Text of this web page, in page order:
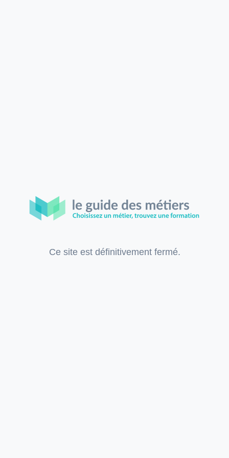
Ce site est définitivement fermé.